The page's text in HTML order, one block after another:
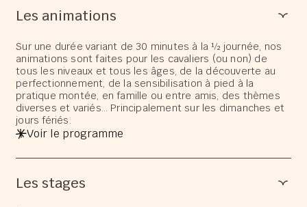
Les animations
Sur une durée variant de 30 minutes à la ½ journée, nos
animations sont faites pour les cavaliers (ou non) de
tous les niveaux et tous les âges, de la découverte au
perfectionnement, de la sensibilisation à pied à la
pratique montée, en famille ou entre amis, des thèmes
diverses et variés… Principalement sur les dimanches et
jours fériés.
Voir le programme
Les stages